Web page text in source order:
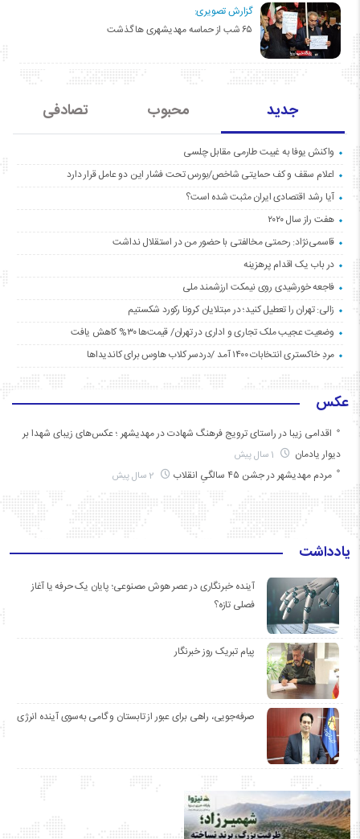
گزارش تصویری:
۶۵ شب از حماسه مهدیشهری ها گذشت
جدید محبوب تصادفی
واکنش یوفا به غیبت طارمی مقابل چلسی
اعلام سقف و کف حمایتی شاخص/بورس تحت فشار این دو عامل قرار دارد
آیا رشد اقتصادی ایران مثبت شده است؟
هفت راز سال ۲۰۲۰
قاسمی‌نژاد: رحمتی مخالفتی با حضور من در استقلال نداشت
در باب یک اقدام پرهزینه
فاجعه خورشیدی روی نیمکت ارزشمند ملی
زالی: تهران را تعطیل کنید؛ در مبتلایان کرونا رکورد شکستیم
وضعیت عجیب ملک تجاری و اداری در تهران/ قیمت‌ها ۳۰% کاهش یافت
مردِ خاکستری انتخابات ۱۴۰۰ آمد /دردسر کلاب هاوس برای کاندیداها
عکس
اقدامی زیبا در راستای ترویج فرهنگ شهادت در مهدیشهر ؛ عکس‌های زیبای شهدا بر
دیوار یادمان
مردم مهدیشهر در جشن ۴۵ سالگیِ انقلاب
یادداشت
آینده خبرنگاری در عصر هوش مصنوعی؛ پایان یک حرفه یا آغاز
فصلی تازه؟
پیام تبریک روز خبرنگار
صرفه‌جویی، راهی برای عبور از تابستان و گامی به‌سوی آینده انرژی